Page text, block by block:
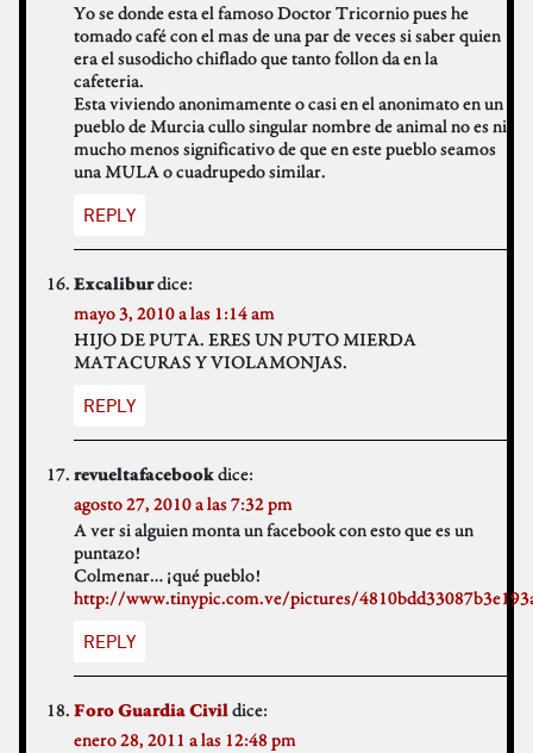
Yo se donde esta el famoso Doctor Tricornio pues he
tomado café con el mas de una par de veces si saber quien
era el susodicho chiflado que tanto follon da en la
cafeteria.
Esta viviendo anonimamente o casi en el anonimato en un
pueblo de Murcia cullo singular nombre de animal no es ni
mucho menos significativo de que en este pueblo seamos
una MULA o cuadrupedo similar.
REPLY
Excaliburdice:
mayo 3, 2010 a las 1:14 am
HIJO DE PUTA. ERES UN PUTO MIERDA
MATACURAS Y VIOLAMONJAS.
REPLY
revueltafacebookdice:
agosto 27, 2010 a las 7:32 pm
A ver si alguien monta un facebook con esto que es un
puntazo!
Colmenar… ¡qué pueblo!
http://www.tinypic.com.ve/pictures/
REPLY
Foro Guardia Civildice:
enero 28, 2011 a las 12:48 pm